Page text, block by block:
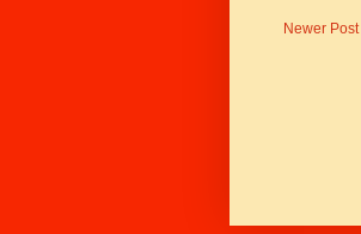
Newer Post